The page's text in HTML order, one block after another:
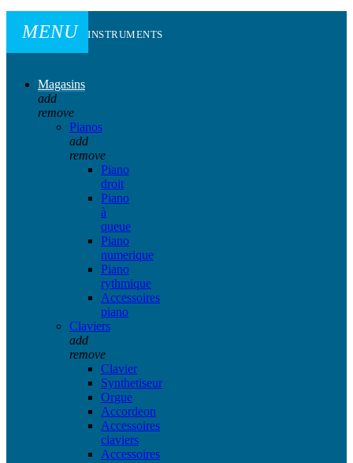
MENU INSTRUMENTS
Magasins
add
remove
Pianos
add
remove
Piano
droit
Piano
à
queue
Piano
numerique
Piano
rythmique
Accessoires
piano
Claviers
add
remove
Clavier
Synthetiseur
Orgue
Accordeon
Accessoires
claviers
Accessoires